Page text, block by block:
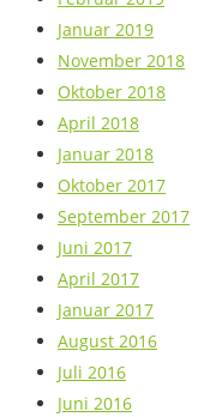
Januar 2019
November 2018
Oktober 2018
April 2018
Januar 2018
Oktober 2017
September 2017
Juni 2017
April 2017
Januar 2017
August 2016
Juli 2016
Juni 2016